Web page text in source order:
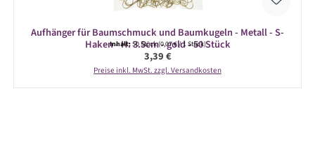
Aufhänger für Baumschmuck und Baumkugeln - Metall - S-
Haken - H: 3.5cm - gold - 50 Stück
Inhalt:50 Stück(0,07 € / 1 Stück)
Regulärer Preis:
3,39 €
Preise inkl. MwSt. zzgl. Versandkosten